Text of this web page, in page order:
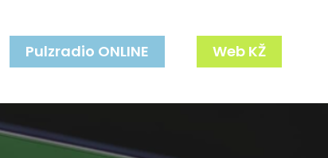
Pulzradio ONLINE Web KŽ